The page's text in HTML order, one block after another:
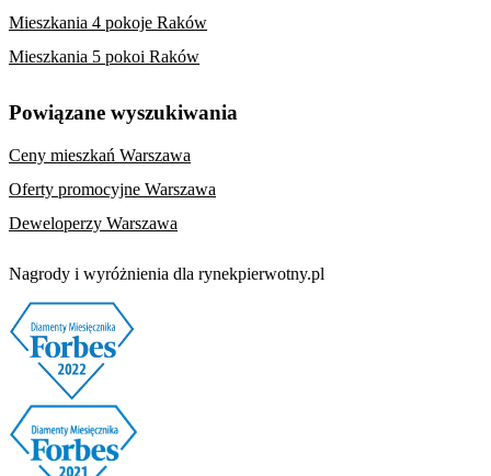
Mieszkania 4 pokoje Raków
Mieszkania 5 pokoi Raków
Powiązane wyszukiwania
Ceny mieszkań Warszawa
Oferty promocyjne Warszawa
Deweloperzy Warszawa
Nagrody i wyróżnienia dla rynekpierwotny.pl